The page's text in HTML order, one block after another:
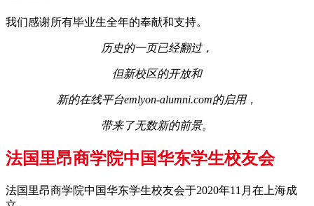
我们感谢所有毕业生全年的奉献和支持。
历史的一页已经翻过，
但新校区的开放和
新的在线平台emlyon-alumni.com的启用，
带来了无数新的前景。
法国里昂商学院中国华东学生校友会
法国里昂商学院中国华东学生校友会于2020年11月在上海成